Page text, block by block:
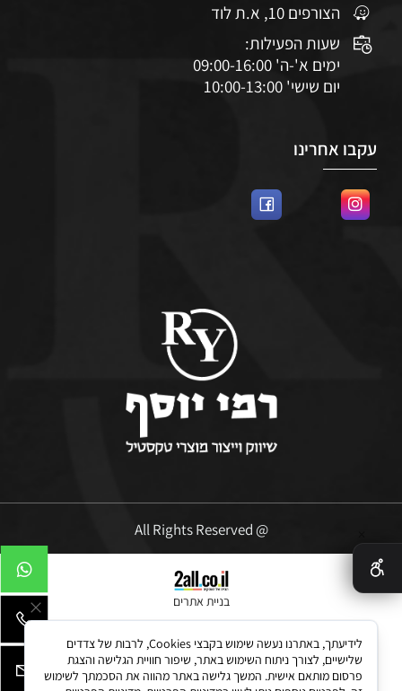
הצורפים 10, א.ת לוד
שעות הפעילות:
ימים א'-ה' 09:00-16:00
יום שישי' 10:00-13:00
עקבו אחרינו
@ All Rights Reserved
בניית אתרים
לידיעתך, באתרנו נעשה שימוש בקבצי Cookies, לרבות של צדדים
שלישיים, לצורך ניתוח השימוש באתר, שיפור חוויית הגלישה והצגת
פרסום מותאם אישית. המשך גלישה באתר מהווה את הסכמתך לשימוש